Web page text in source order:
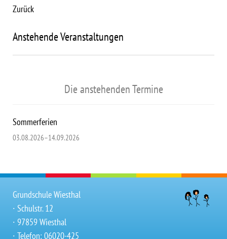
Zurück
Anstehende Veranstaltungen
Die anstehenden Termine
Sommerferien
03.08.2026–14.09.2026
Grundschule Wiesthal
∙ Schulstr. 12
∙ 97859 Wiesthal
∙ Telefon: 06020-425